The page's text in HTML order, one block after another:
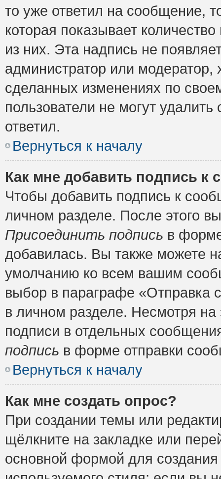
то уже ответил на сообщение,
которая показывает
из них. Эта надпись не
администратор или модератор,
сделанных изменениях по
пользователи не могут
ответил.
Вернуться к началу
Как мне добавить подпись к
Чтобы добавить подпись к
личном разделе. После этого
Присоединить подпись в
добавилась. Вы также можете
умолчанию ко всем вашим
выбор в параграфе «Отправка
в личном разделе. Несмотря
подписи в отдельных
подпись в форме отправки
Вернуться к началу
Как мне создать опрос?
При создании темы или
щёлкните на закладке или
основной формой для